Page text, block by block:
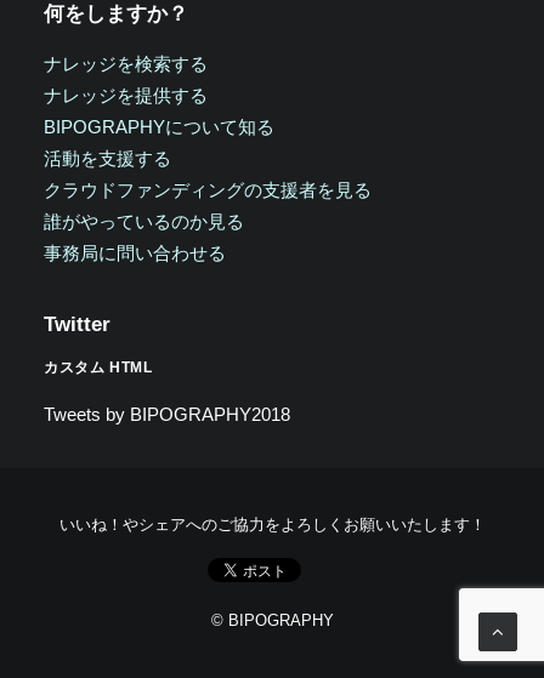
何をしますか？
ナレッジを検索する
ナレッジを提供する
BIPOGRAPHYについて知る
活動を支援する
クラウドファンディングの支援者を見る
誰がやっているのか見る
事務局に問い合わせる
Twitter
カスタム HTML
Tweets by BIPOGRAPHY2018
いいね！やシェアへのご協力をよろしくお願いいたします！
© BIPOGRAPHY